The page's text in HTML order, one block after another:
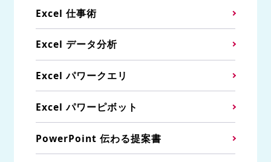
Excel 仕事術
Excel データ分析
Excel パワークエリ
Excel パワーピボット
PowerPoint 伝わる提案書